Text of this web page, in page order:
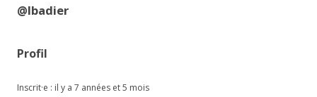
@lbadier
Profil
Inscrit·e : il y a 7 années et 5 mois